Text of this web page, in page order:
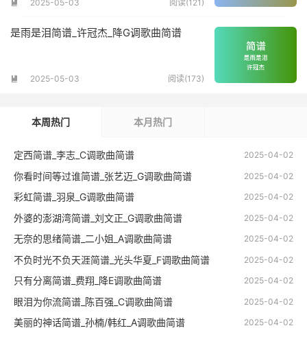
 2025-05-03 阅读(121)
是雨是泪简谱_许冠杰_降G调歌曲简谱
 2025-05-03 阅读(173)
本周热门 本月热门
2025-04-02
定西简谱_李志_C调歌曲简谱
2025-04-02
你看时间等过谁简谱_张艺迈_G调歌曲简谱
2025-04-02
彩虹简谱_羽泉_G调歌曲简谱
2025-04-02
外婆的澎湖湾简谱_刘文正_G调歌曲简谱
2025-04-02
无奈的思绪简谱_二小姐_A调歌曲简谱
2025-04-02
不负时光不负天涯简谱_光头华夏_F调歌曲简谱
2025-04-02
只有分离简谱_费翔_降E调歌曲简谱
2025-04-02
眼泪为你流简谱_陈百强_C调歌曲简谱
2025-04-02
美丽的神话简谱_孙楠/韩红_A调歌曲简谱